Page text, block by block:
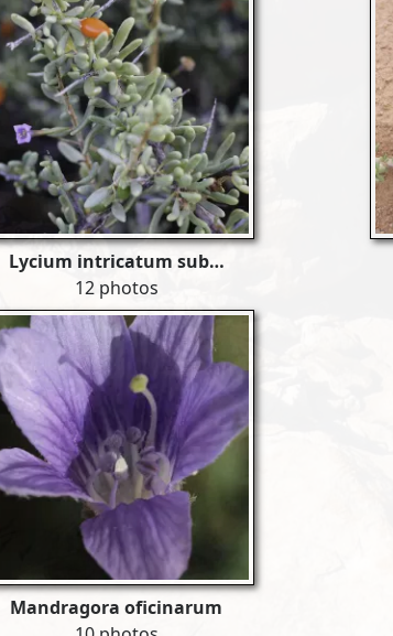
Lycium intricatum sub…
12 photos
Mandragora oficinarum